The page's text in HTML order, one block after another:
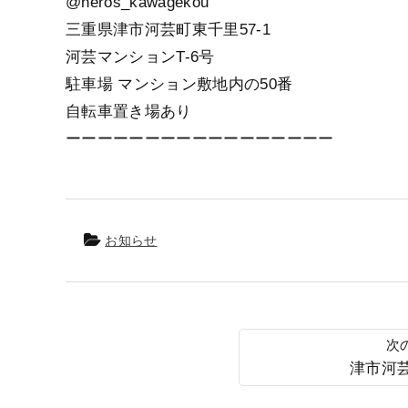
三重県津市河芸町東千里57-1
河芸マンションT-6号
駐車場 マンション敷地内の50番
自転車置き場あり
ーーーーーーーーーーーーーーーーー
お知らせ
津市河